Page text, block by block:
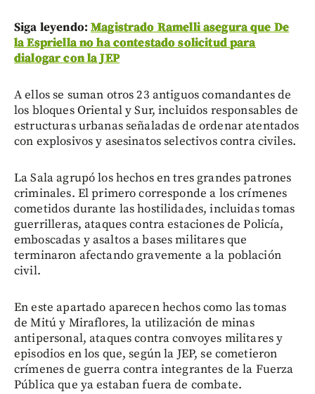
Siga leyendo:Magistrado Ramelli asegura que De
la Espriella no ha contestado solicitud para
dialogar con la JEP
A ellos se suman otros 23 antiguos comandantes de
los bloques Oriental y Sur, incluidos responsables de
estructuras urbanas señaladas de ordenar atentados
con explosivos y asesinatos selectivos contra civiles.
La Sala agrupó los hechos en tres grandes patrones
criminales. El primero corresponde a los crímenes
cometidos durante las hostilidades, incluidas tomas
guerrilleras, ataques contra estaciones de Policía,
emboscadas y asaltos a bases militares que
terminaron afectando gravemente a la población
civil.
En este apartado aparecen hechos como las tomas
de Mitú y Miraflores, la utilización de minas
antipersonal, ataques contra convoyes militares y
episodios en los que, según la JEP, se cometieron
crímenes de guerra contra integrantes de la Fuerza
Pública que ya estaban fuera de combate.